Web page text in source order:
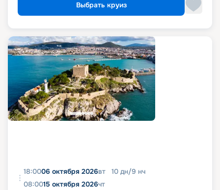
Выбрать круиз
18:0006 октября 2026вт 10 дн/9 нч
08:0015 октября 2026чт